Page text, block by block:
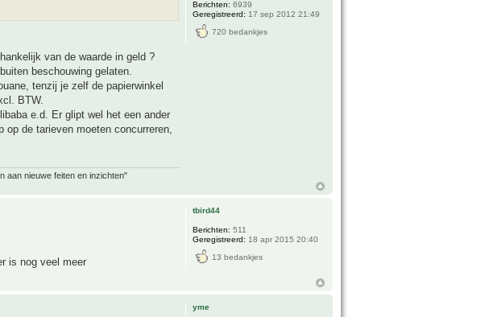
van de waarde in geld ?
beschouwing gelaten.
tenzij je zelf de papierwinkel
BTW.
e.d. Er glipt wel het een ander
de tarieven moeten concurreren,
aan nieuwe feiten en inzichten"
Berichten: 6939
Geregistreerd: 17 sep 2012 21:49
720 bedankjes
is nog veel meer
tbird44
Berichten: 511
Geregistreerd: 18 apr 2015 20:40
13 bedankjes
yme